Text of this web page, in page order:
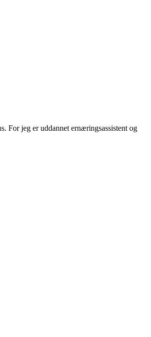
For jeg er uddannet ernæringsassistent og